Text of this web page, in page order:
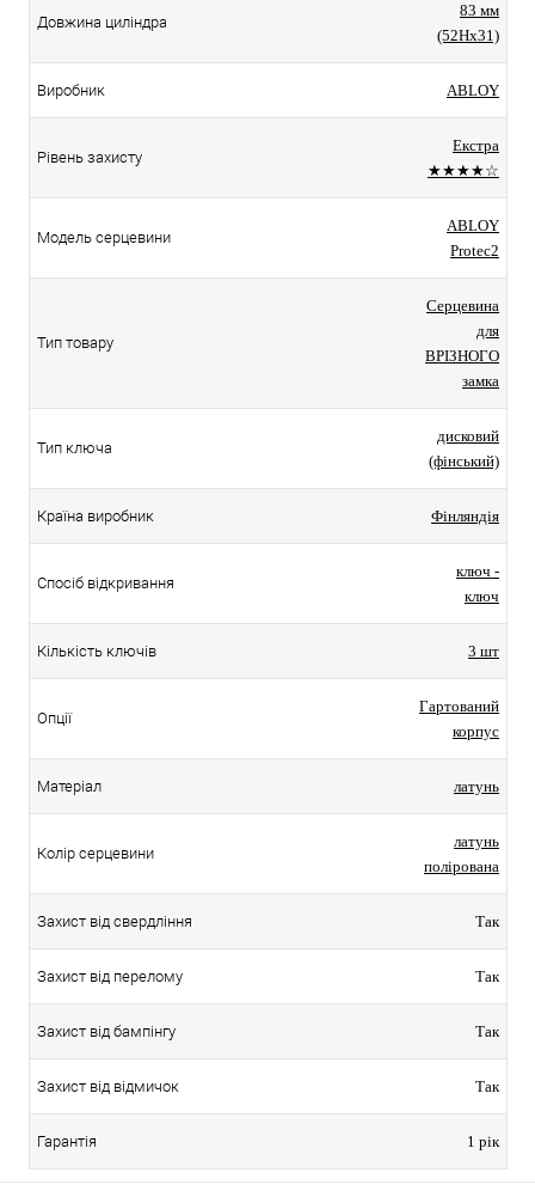
Довжина циліндра
83 мм
(52Hx31)
Виробник ABLOY
Рівень захисту
Екстра
★★★★☆
Модель серцевини
ABLOY
Protec2
Тип товару
Серцевина
для
ВРІЗНОГО
замка
Тип ключа
дисковий
(фінський)
Країна виробник Фінляндія
Спосіб відкривання
ключ -
ключ
Кількість ключів 3 шт
Опції
Гартований
корпус
Матеріал латунь
Колір серцевини
латунь
полірована
Захист від свердління Так
Захист від перелому Так
Захист від бампінгу Так
Захист від відмичок Так
Гарантія 1 рік